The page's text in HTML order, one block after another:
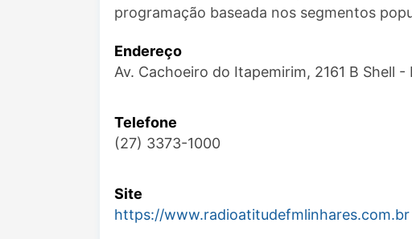
programação baseada nos segmentos
Endereço
Av. Cachoeiro do Itapemirim, 2161 B Shell
Telefone
(27) 3373-1000
Site
https://www.radioatitudefmlinhares.com.br